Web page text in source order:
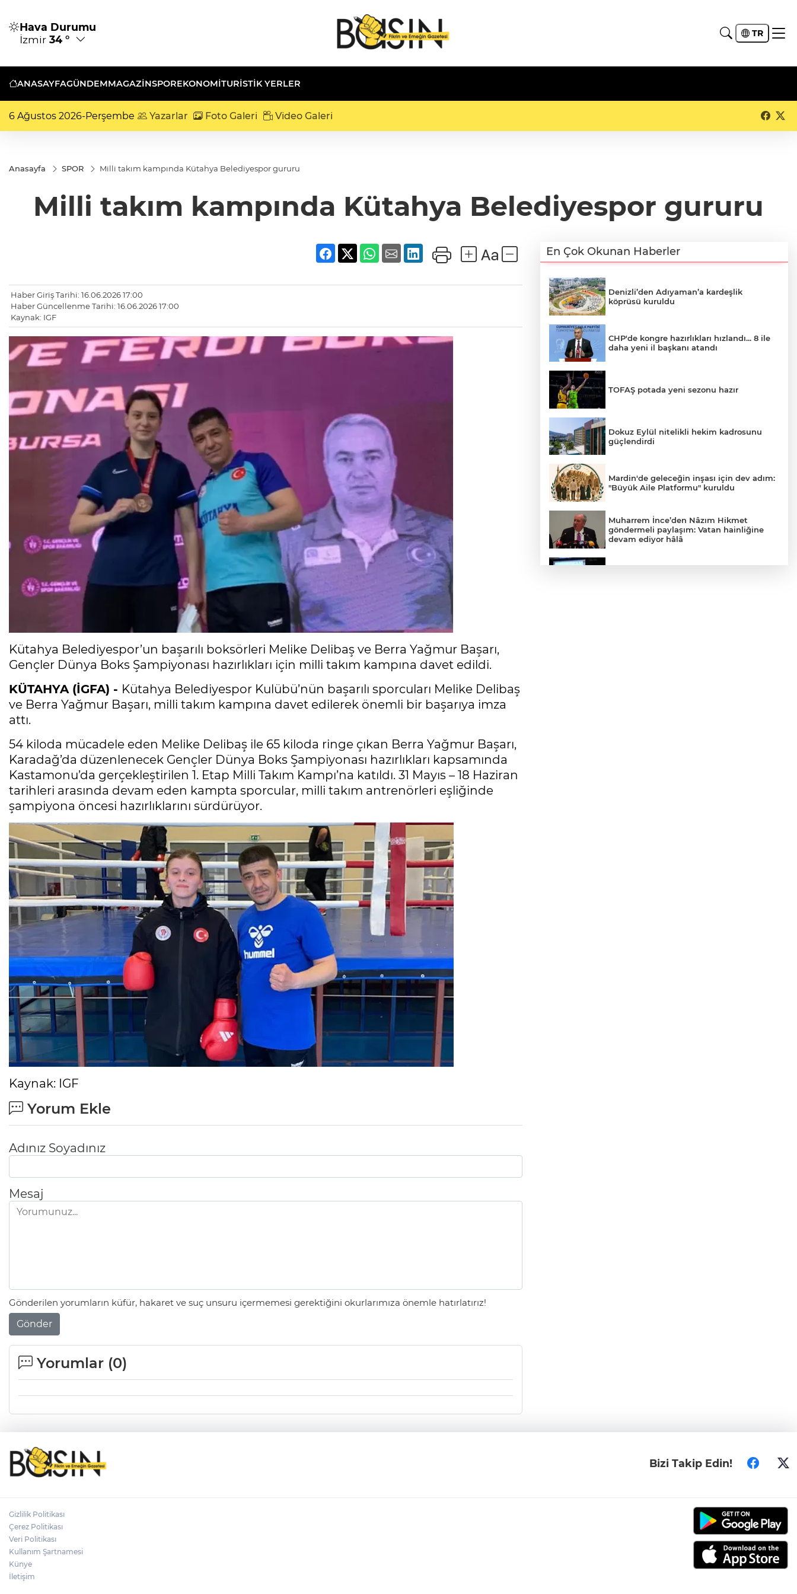
Hava Durumu
İzmir 34 ° TR
ANASAYFAGÜNDEMMAGAZİNSPOREKONOMİTURISTIK YERLER
6 Ağustos 2026-Perşembe Yazarlar Foto Galeri Video Galeri
Anasayfa SPOR Milli takım kampında Kütahya Belediyespor gururu
Milli takım kampında Kütahya Belediyespor gururu
Haber Giriş Tarihi: 16.06.2026 17:00
Haber Güncellenme Tarihi: 16.06.2026 17:00
Kaynak: IGF
Kütahya Belediyespor’un başarılı boksörleri Melike Delibaş ve Berra Yağmur Başarı,
Gençler Dünya Boks Şampiyonası hazırlıkları için milli takım kampına davet edildi.
KÜTAHYA (İGFA) - Kütahya Belediyespor Kulübü’nün başarılı sporcuları Melike Delibaş
ve Berra Yağmur Başarı, milli takım kampına davet edilerek önemli bir başarıya imza
attı.
54 kiloda mücadele eden Melike Delibaş ile 65 kiloda ringe çıkan Berra Yağmur Başarı,
Karadağ’da düzenlenecek Gençler Dünya Boks Şampiyonası hazırlıkları kapsamında
Kastamonu’da gerçekleştirilen 1. Etap Milli Takım Kampı’na katıldı. 31 Mayıs – 18 Haziran
tarihleri arasında devam eden kampta sporcular, milli takım antrenörleri eşliğinde
şampiyona öncesi hazırlıklarını sürdürüyor.
Kaynak: IGF
Yorum Ekle
Adınız Soyadınız
Mesaj
Gönderilen yorumların küfür, hakaret ve suç unsuru içermemesi gerektiğini okurlarımıza önemle hatırlatırız!
Gönder
Yorumlar (0)
En Çok Okunan Haberler
Denizli’den Adıyaman’a kardeşlik
köprüsü kuruldu
CHP'de kongre hazırlıkları hızlandı... 8 ile
daha yeni il başkanı atandı
TOFAŞ potada yeni sezonu hazır
Dokuz Eylül nitelikli hekim kadrosunu
güçlendirdi
Mardin'de geleceğin inşası için dev adım:
"Büyük Aile Platformu" kuruldu
Muharrem İnce’den Nâzım Hikmet
göndermeli paylaşım: Vatan hainliğine
devam ediyor hâlâ
Bizi Takip Edin!
Gizlilik Politikası
Çerez Politikası
Veri Politikası
Kullanım Şartnamesi
Künye
İletişim